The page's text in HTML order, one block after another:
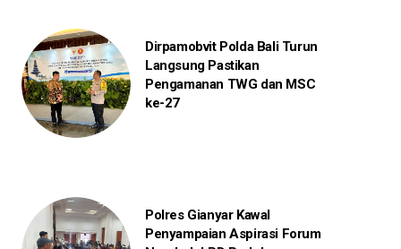
Dirpamobvit Polda Bali Turun
Langsung Pastikan
Pengamanan TWG dan MSC
ke-27
Polres Gianyar Kawal
Penyampaian Aspirasi Forum